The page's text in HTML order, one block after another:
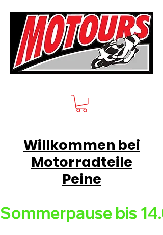
Sommerpause bis
Willkommen bei
Motorradteile
Peine